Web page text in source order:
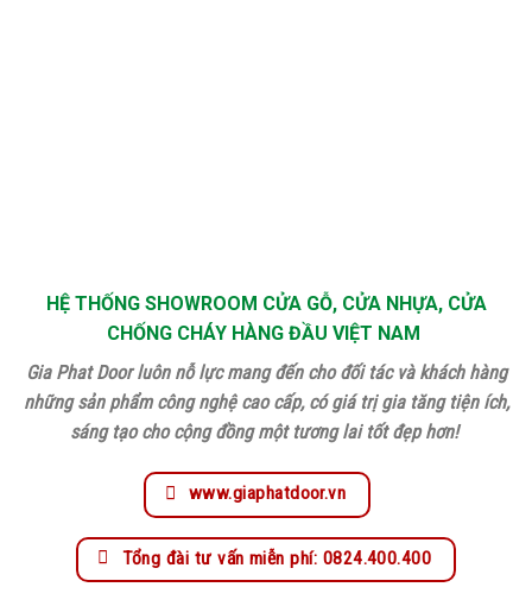
HỆ THỐNG SHOWROOM CỬA GỖ, CỬA NHỰA, CỬA
CHỐNG CHÁY HÀNG ĐẦU VIỆT NAM
Gia Phat Door luôn nỗ lực mang đến cho đối tác và khách hàng
những sản phẩm công nghệ cao cấp, có giá trị gia tăng tiện ích,
sáng tạo cho cộng đồng một tương lai tốt đẹp hơn!
www.giaphatdoor.vn
Tổng đài tư vấn miễn phí: 0824.400.400